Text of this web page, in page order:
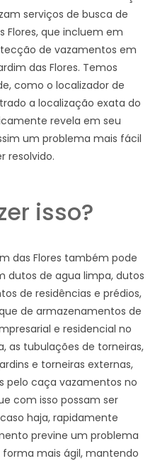
serviços de busca de
Flores, que incluem em
de vazamentos em
das Flores. Temos
como o localizador de
a localização exata do
revela em seu
um problema mais fácil
resolvido.
isso?
das Flores também pode
dutos de agua limpa, dutos
de residências e prédios,
de armazenamentos de
e residencial no
as tubulações de torneiras,
e torneiras externas,
pelo caça vazamentos no
com isso possam ser
haja, rapidamente
previne um problema
mais ágil, mantendo